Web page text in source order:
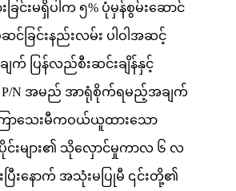
ခြင်းမရှိပါက ၅% ပုံမှန်စွမ်းဆောင်
ခြင်းနည်းလမ်း ပါဝါအဆင့်
က် ပြန်လည်စီးဆင်းချိန်နှင့်
P/N အမည် အာရုံစိုက်ရမည့်အချက်
ကြာသေးမီကဝယ်ယူထားသော
းများ၏ သိုလှောင်မှုကာလ ၆ လ
ပြီးနောက် အသုံးမပြုမီ ၎င်းတို့၏